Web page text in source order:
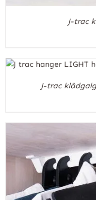
J-trac
J-trac